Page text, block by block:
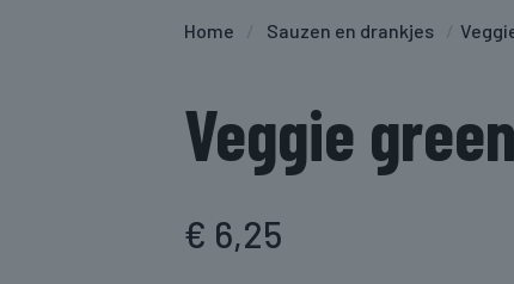
Home Sauzen en drankjes
Veggie
€ 6,25